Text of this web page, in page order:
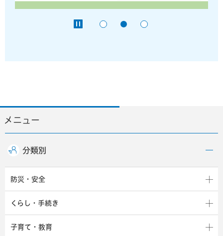
メニュー
分類別
防災・安全
くらし・手続き
子育て・教育